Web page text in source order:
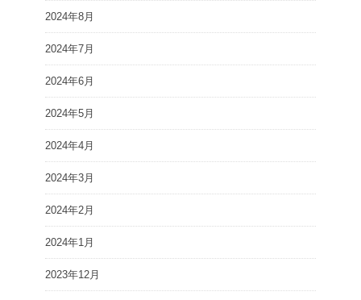
2024年8月
2024年7月
2024年6月
2024年5月
2024年4月
2024年3月
2024年2月
2024年1月
2023年12月